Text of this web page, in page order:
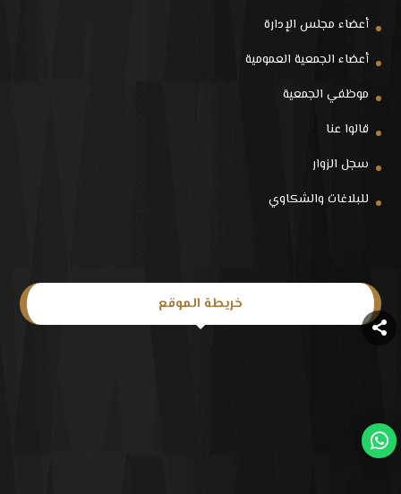
أعضاء مجلس الإدارة
أعضاء الجمعية العمومية
موظفي الجمعية
قالوا عنا
سجل الزوار
للبلاغات والشكاوي
خريطة الموقع